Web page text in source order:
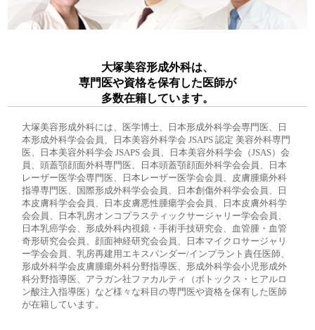
大塚美容形成外科は、
専門医や資格を保有した医師が
多数在籍しています。
大塚美容形成外科には、医学博士、日本形成外科学会専門医、日
本形成外科学会会員、日本美容外科学会 JSAPS 認定 美容外科専門
医、日本美容外科学会 JSAPS 会員、日本美容外科学会（JSAS）会
員、頭蓋顎顔面外科専門医、日本頭蓋顎顔面外科学会会員、日本
レーザー医学会専門医、日本レーザー医学会会員、皮膚腫瘍外科
指導専門医、国際形成外科学会会員、日本創傷外科学会会員、日
本皮膚科学会会員、日本皮膚悪性腫瘍学会会員、日本皮膚外科学
会会員、日本乳房オンコプラスティックサージャリー学会会員、
日本乳癌学会、形成外科内視鏡・手術手技研究会、血管腫・血管
奇形研究会会員、顔面神経研究会会員、日本マイクロサージャリ
ー学会会員、乳房再建用エキスパンダー/インプラント責任医師、
形成外科学会皮膚腫瘍外科分野指導医、形成外科学会小児形成外
科分野指導医、アラガン社ファカルティ（ボトックス・ヒアルロ
ン酸注入指導医）など様々な科目の専門医や資格を保有した医師
が在籍しています。